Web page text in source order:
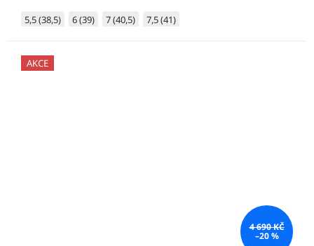
5,5 (38,5) 6 (39) 7 (40,5) 7,5 (41)
AKCE
4 690 KČ
–20 %